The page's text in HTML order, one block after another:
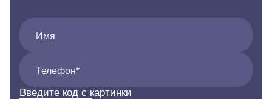
Имя
Телефон*
Введите код с картинки